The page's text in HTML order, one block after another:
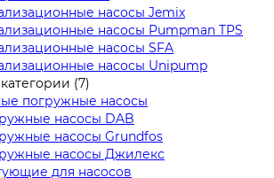
насосы Jemix
насосы Pumpman TPS
насосы SFA
насосы Unipump
(7)
погружные насосы
насосы DAB
насосы Grundfos
насосы Джилекс
для насосов